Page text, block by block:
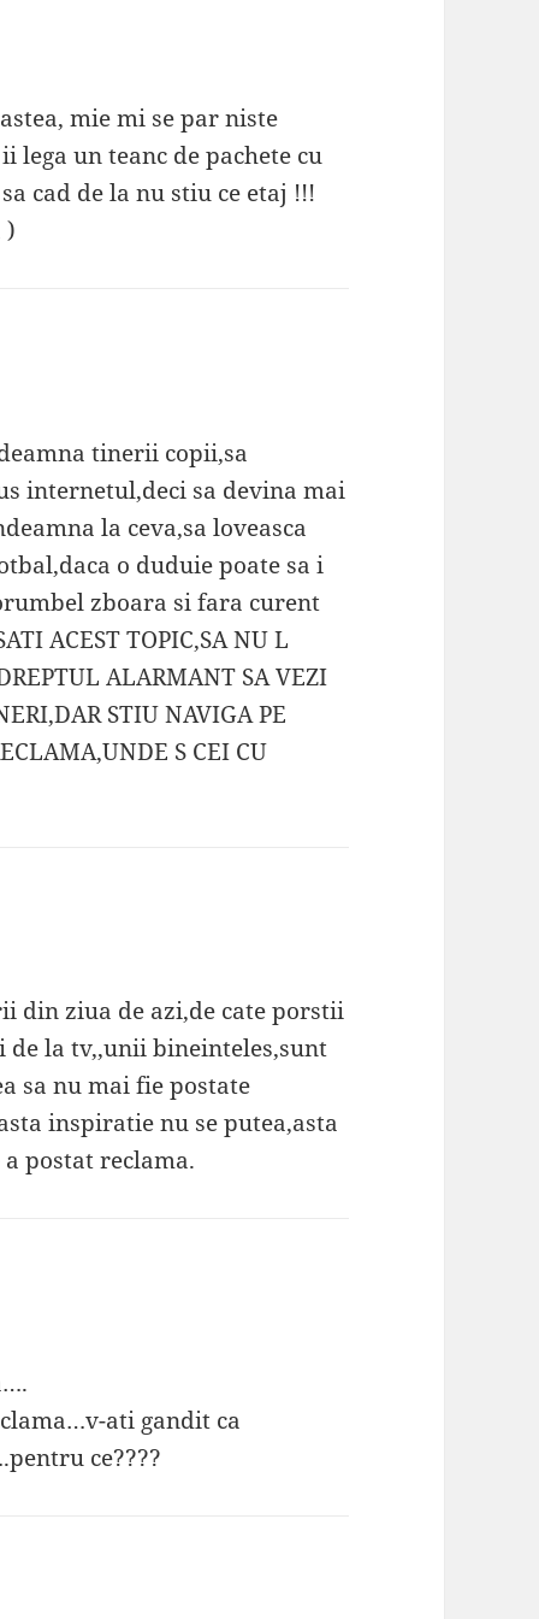
mie mi se par niste
lega un teanc de pachete cu
cad de la nu stiu ce etaj !!!
)
tinerii copii,sa
internetul,deci sa devina mai
la ceva,sa loveasca
o duduie poate sa i
zboara si fara curent
ACEST TOPIC,SA NU L
ALARMANT SA VEZI
STIU NAVIGA PE
S CEI CU
din ziua de azi,de cate porstii
la tv,,unii bineinteles,sunt
sa nu mai fie postate
inspiratie nu se putea,asta
postat reclama.
ati gandit ca
ce????